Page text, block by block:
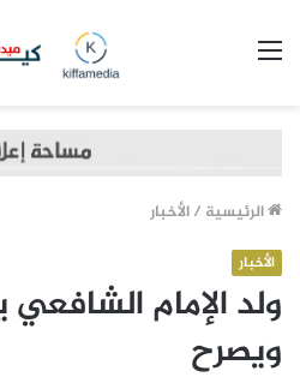
الرئيسية /الأخبار
الأخبار
ولد الإمام
ويصرح